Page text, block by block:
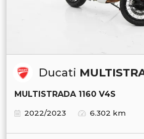
Ducati
MULTISTRADA 1160 V4S
2022/2023
6.302 km